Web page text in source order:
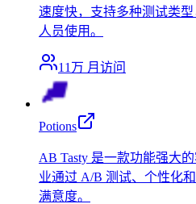
速度快，支持多种测试类
人员使用。
11万 月访问
Potions
AB Tasty 是一款功能强大
业通过 A/B 测试、个性化
满意度。